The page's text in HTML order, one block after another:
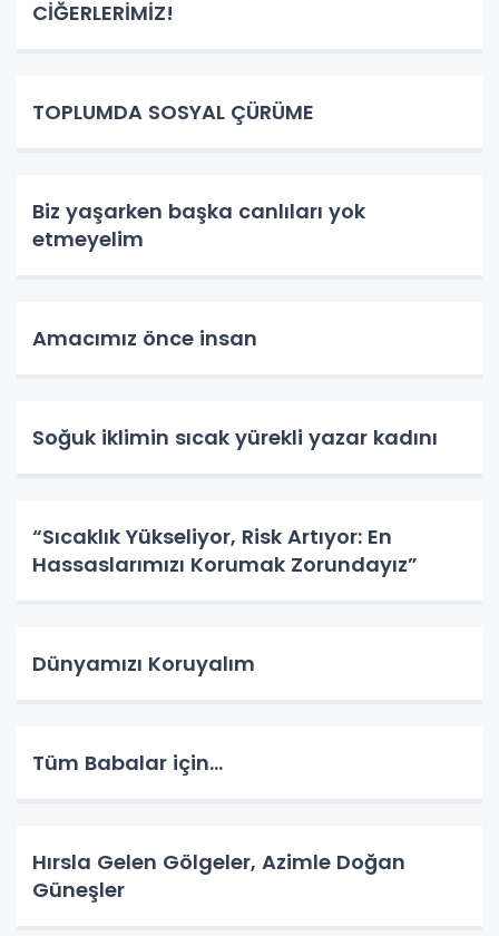
CİĞERLERİMİZ!
TOPLUMDA SOSYAL ÇÜRÜME
Biz yaşarken başka canlıları yok
etmeyelim
Amacımız önce insan
Soğuk iklimin sıcak yürekli yazar kadını
“Sıcaklık Yükseliyor, Risk Artıyor: En
Hassaslarımızı Korumak Zorundayız”
Dünyamızı Koruyalım
Tüm Babalar için...
Hırsla Gelen Gölgeler, Azimle Doğan
Güneşler